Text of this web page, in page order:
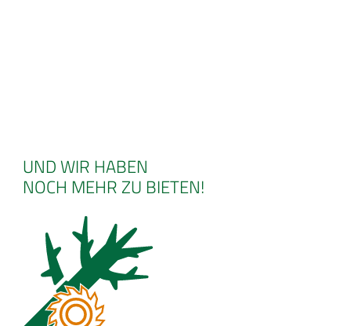
UND WIR HABEN
NOCH MEHR ZU BIETEN!